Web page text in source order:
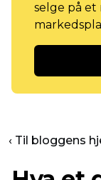
selge på et
‹ Til bloggens